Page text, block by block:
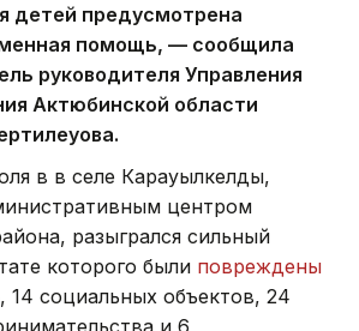
детей предусмотрена
помощь, — сообщила
руководителя Управления
Актюбинской области
в в селе Карауылкелды,
центром
разыгрался сильный
которого были повреждены
социальных объектов, 24
и 6